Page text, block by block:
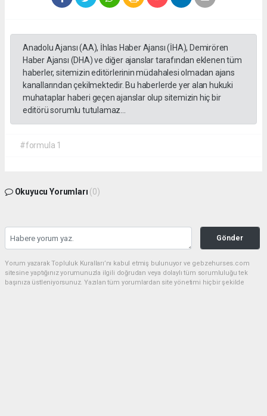
Anadolu Ajansı (AA), İhlas Haber Ajansı (İHA), Demirören
Haber Ajansı (DHA) ve diğer ajanslar tarafından eklenen tüm
haberler, sitemizin editörlerinin müdahalesi olmadan ajans
kanallarından çekilmektedir. Bu haberlerde yer alan hukuki
muhataplar haberi geçen ajanslar olup sitemizin hiç bir
editörü sorumlu tutulamaz...
#formula 1
Okuyucu Yorumları (0)
Gönder
Yorum yazarak Topluluk Kuralları’nı kabul etmiş bulunuyor ve gebzehurses.com
sitesine yaptığınız yorumunuzla ilgili doğrudan veya dolaylı tüm sorumluluğu tek
başınıza üstleniyorsunuz. Yazılan tüm yorumlardan site yönetimi hiçbir şekilde